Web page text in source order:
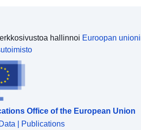
hallinnoi Euroopan
Office of the European Union
| Publications